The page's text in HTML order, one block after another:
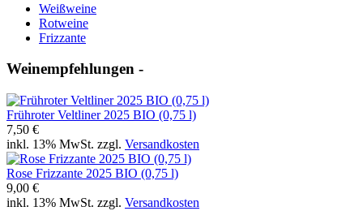
Weißweine
Rotweine
Frizzante
Weinempfehlungen -
Frühroter Veltliner 2025 BIO (0,75 l)
7,50 €
inkl. 13% MwSt. zzgl. Versandkosten
Rose Frizzante 2025 BIO (0,75 l)
9,00 €
inkl. 13% MwSt. zzgl. Versandkosten